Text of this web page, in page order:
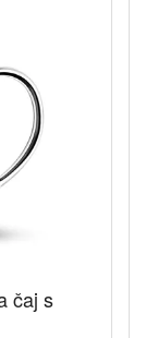
čaj s